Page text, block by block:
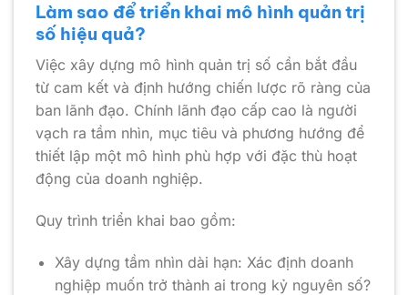
Làm sao để triển khai mô hình quản trị
số hiệu quả?
Việc xây dựng mô hình quản trị số cần bắt đầu
từ cam kết và định hướng chiến lược rõ ràng của
ban lãnh đạo. Chính lãnh đạo cấp cao là người
vạch ra tầm nhìn, mục tiêu và phương hướng để
thiết lập một mô hình phù hợp với đặc thù hoạt
động của doanh nghiệp.
Quy trình triển khai bao gồm:
Xây dựng tầm nhìn dài hạn: Xác định doanh
nghiệp muốn trở thành ai trong kỷ nguyên số?